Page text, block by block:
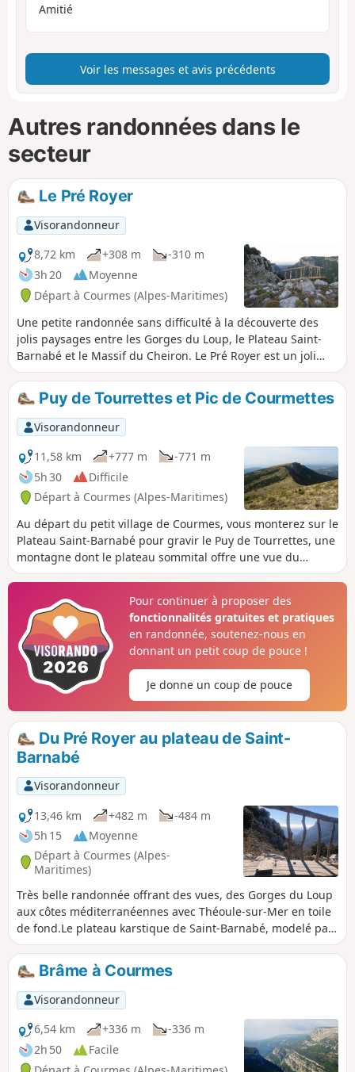
Amitié
Voir les messages et avis précédents
Autres randonnées dans le
secteur
Le Pré Royer
Visorandonneur
8,72 km
+308 m
-310 m
3h 20
Moyenne
Départ à Courmes (Alpes-Maritimes)
Une petite randonnée sans difficulté à la découverte des
jolis paysages entre les Gorges du Loup, le Plateau Saint-
Barnabé et le Massif du Cheiron. Le Pré Royer est un joli
espace de clairières successives au-dessus de la forêt de
Bramafan. En période de brame, on peut y entendre de
nombreux cerfs à la tombée de la nuit ou au lever du jour.
Puy de Tourrettes et Pic de Courmettes
Visorandonneur
11,58 km
+777 m
-771 m
5h 30
Difficile
Départ à Courmes (Alpes-Maritimes)
Au départ du petit village de Courmes, vous monterez sur le
Plateau Saint-Barnabé pour gravir le Puy de Tourrettes, une
montagne dont le plateau sommital offre une vue du
Mercantour au littoral. Après une petite descente, on
un panorama à 360° sur la vallée du Loup, le massif du
Cheiron et le littoral du Cap Ferrat à l'Estérel. Après une
descente raide le long de l'arête Ouest, on revient
tranquillement au village à travers la forêt.
Pour continuer à proposer des
fonctionnalités gratuites et pratiques
en randonnée, soutenez-nous en
donnant un petit coup de pouce !
Je donne un coup de pouce
Du Pré Royer au plateau de Saint-
Barnabé
Visorandonneur
13,46 km
+482 m
-484 m
5h 15
Moyenne
Départ à Courmes (Alpes-
Maritimes)
Très belle randonnée offrant des vues, des Gorges du Loup
aux côtes méditerranéennes avec Théoule-sur-Mer en toile
de fond.Le plateau karstique de Saint-Barnabé, modelé par
l'érosion, est essentiellement couvert de landes
caillouteuses
Brâme à Courmes
Visorandonneur
6,54 km
+336 m
-336 m
2h 50
Facile